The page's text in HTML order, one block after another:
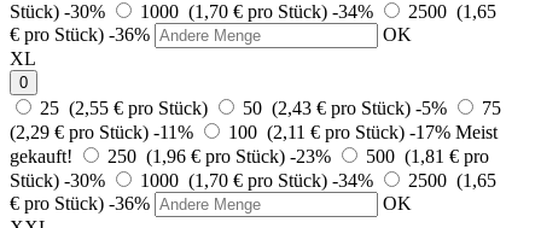
Stück) -30% 1000 (1,70 € pro Stück) -34%
2500 (1,65
€ pro Stück) -36%
OK
XL
0
25 (2,55 € pro Stück) 50 (2,43 € pro Stück) -5%
75
(2,29 € pro Stück) -11% 100 (2,11 € pro Stück) -17% Meist
gekauft!
250 (1,96 € pro Stück) -23%
500 (1,81 € pro
Stück) -30% 1000 (1,70 € pro Stück) -34%
2500 (1,65
€ pro Stück) -36%
OK